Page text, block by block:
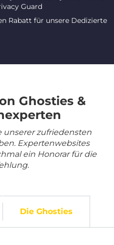
Guard
Rabatt für unsere Dedizierte
Ghosties &
unserer zufriedensten
Expertenwebsites
ein Honorar für die
Die Ghosties